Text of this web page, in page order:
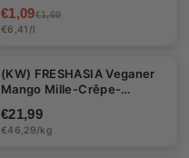
€1,09€1,69
€6,41/l
(KW) FRESHASIA Veganer
Mango Mille-Crêpe-
Stück)
€21,99
€46,29/kg